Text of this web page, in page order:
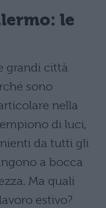
le
grandi città
sono
nella
di luci,
da tutti gli
a bocca
Ma quali
estivo?